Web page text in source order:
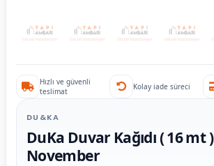
Hızlı ve güvenli
teslimat
Kolay iade süreci
DU&KA
DuKa Duvar Kağıdı ( 16 mt )
November